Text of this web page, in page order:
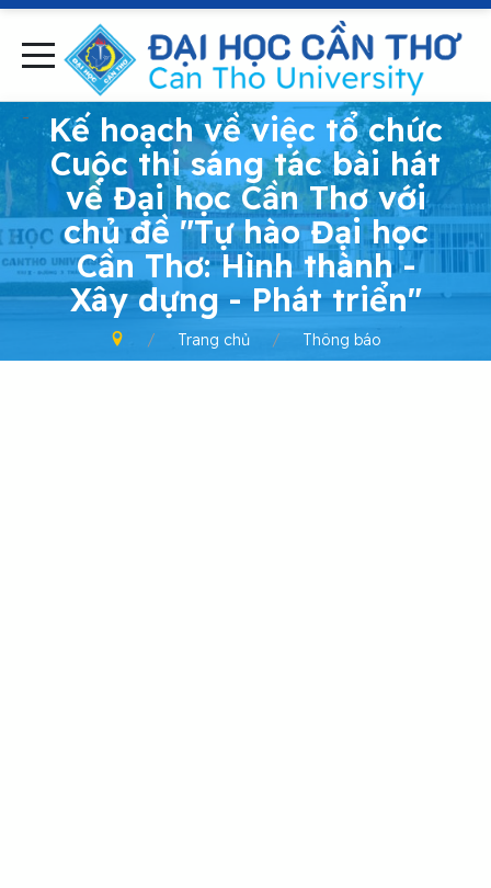
-
Kế hoạch về việc tổ chức
Cuộc thi sáng tác bài hát
về Đại học Cần Thơ với
chủ đề "Tự hào Đại học
Cần Thơ: Hình thành -
Xây dựng - Phát triển"
Trang chủ Thông báo